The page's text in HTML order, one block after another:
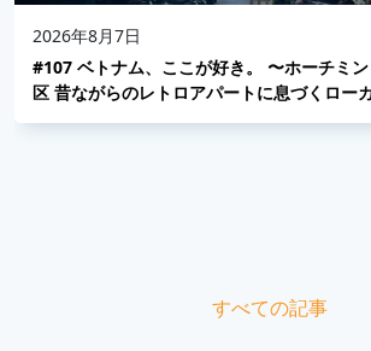
2026年8月7日
#107 ベトナム、ここが好き。 〜ホーチミ
区 昔ながらのレトロアパートに息づくロー
の日常〜
すべての記事